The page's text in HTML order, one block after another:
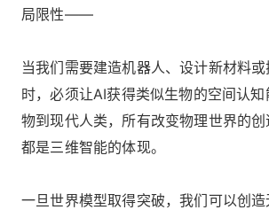
局限性——
当我们需要建造机器人、设计新材料
时，必须让AI获得类似生物的空间认
物到现代人类，所有改变物理世界的
都是三维智能的体现。
一旦世界模型取得突破，我们可以创造